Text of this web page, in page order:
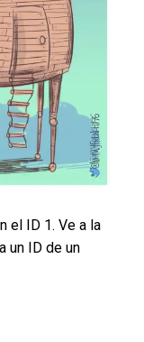
el ID 1. Ve a la
un ID de un